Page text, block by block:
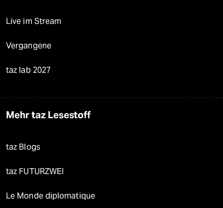
Live im Stream
Vergangene
taz lab 2027
Mehr taz Lesestoff
taz Blogs
taz FUTURZWEI
Le Monde diplomatique